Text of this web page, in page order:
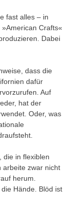
fast alles – in
Crafts«
Dabei
dass die
dafür
Auf
hat der
Oder, was
die in flexiblen
arbeite zwar nicht
herum.
Hände. Blöd ist